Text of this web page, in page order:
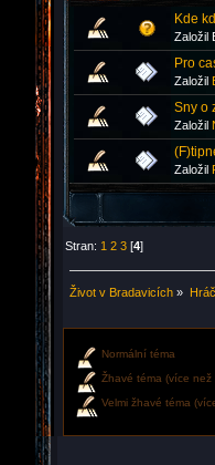
Kde
Založil
Pro
Založil
Sny o
Založil
Založil
Stran: 1 2 3 [4]
Život v Bradavicích »
Normální téma
Žhavé téma (více
Velmi žhavé téma